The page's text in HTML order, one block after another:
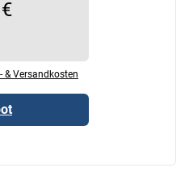
€
& Versandkosten